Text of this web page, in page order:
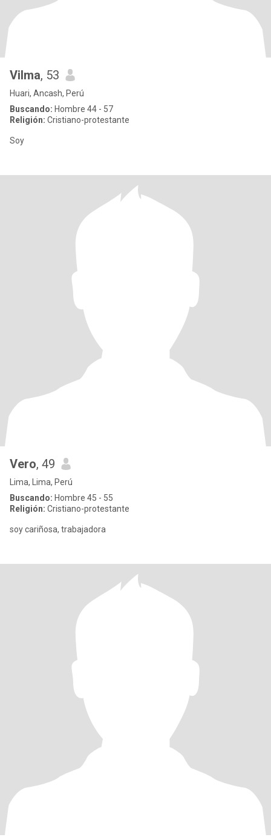
Vilma, 53
Huari, Ancash, Perú
Buscando: Hombre 44 - 57
Religión: Cristiano-protestante
Soy
Vero, 49
Lima, Lima, Perú
Buscando: Hombre 45 - 55
Religión: Cristiano-protestante
soy cariñosa, trabajadora